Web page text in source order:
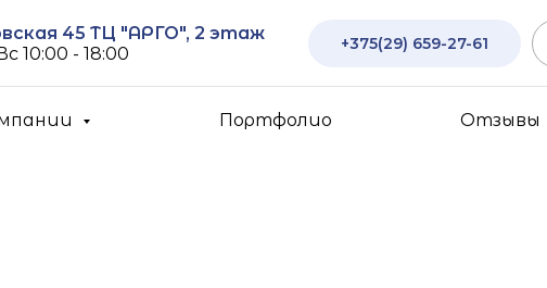
45 ТЦ "АРГО", 2 этаж
10:00 - 18:00
+375(29) 659-27-61
Портфолио Отзывы